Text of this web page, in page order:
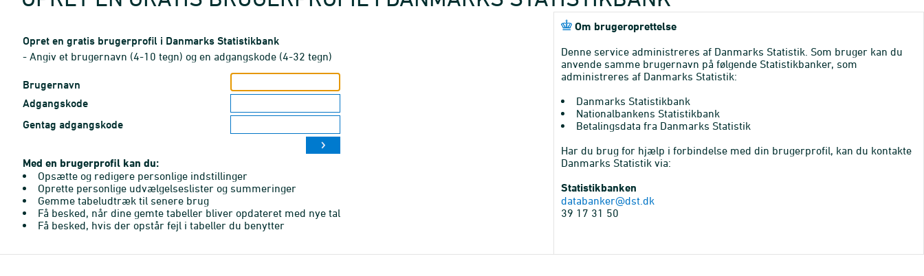
Opret en gratis brugerprofil i Danmarks Statistikbank
- Angiv et brugernavn (4-10 tegn) og en adgangskode (4-32 tegn)
Brugernavn
Adgangskode
Gentag adgangskode
Med en brugerprofil kan du:
Opsætte og redigere personlige indstillinger
Oprette personlige udvælgelseslister og summeringer
Gemme tabeludtræk til senere brug
Få besked, når dine gemte tabeller bliver opdateret med nye tal
Få besked, hvis der opstår fejl i tabeller du benytter
Om brugeroprettelse
Denne service administreres af Danmarks Statistik. Som bruger kan du
anvende samme brugernavn på følgende Statistikbanker, som
administreres af Danmarks Statistik:
Danmarks Statistikbank
Nationalbankens Statistikbank
Betalingsdata fra Danmarks Statistik
Har du brug for hjælp i forbindelse med din brugerprofil, kan du kontakte
Danmarks Statistik via:
Statistikbanken
databanker@dst.dk
39 17 31 50